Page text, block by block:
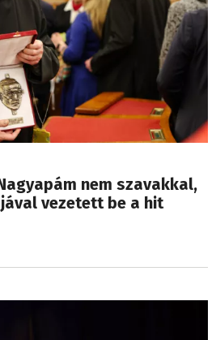
nem szavakkal,
vezetett be a hit